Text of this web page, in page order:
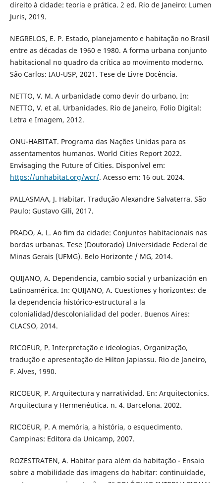
direito à cidade: teoria e prática. 2 ed. Rio de Janeiro: Lumen
Juris, 2019.
NEGRELOS, E. P. Estado, planejamento e habitação no Brasil
entre as décadas de 1960 e 1980. A forma urbana conjunto
habitacional no quadro da crítica ao movimento moderno.
São Carlos: IAU-USP, 2021. Tese de Livre Docência.
NETTO, V. M. A urbanidade como devir do urbano. In:
NETTO, V. et al. Urbanidades. Rio de Janeiro, Folio Digital:
Letra e Imagem, 2012.
ONU-HABITAT. Programa das Nações Unidas para os
assentamentos humanos. World Cities Report 2022.
Envisaging the Future of Cities. Disponível em:
https://unhabitat.org/wcr/. Acesso em: 16 out. 2024.
PALLASMAA, J. Habitar. Tradução Alexandre Salvaterra. São
Paulo: Gustavo Gili, 2017.
PRADO, A. L. Ao fim da cidade: Conjuntos habitacionais nas
bordas urbanas. Tese (Doutorado) Universidade Federal de
Minas Gerais (UFMG). Belo Horizonte / MG, 2014.
QUIJANO, A. Dependencia, cambio social y urbanización en
Latinoamérica. In: QUIJANO, A. Cuestiones y horizontes: de
la dependencia histórico-estructural a la
colonialidad/descolonialidad del poder. Buenos Aires:
CLACSO, 2014.
RICOEUR, P. Interpretação e ideologias. Organização,
tradução e apresentação de Hilton Japiassu. Rio de Janeiro,
F. Alves, 1990.
RICOEUR, P. Arquitectura y narratividad. En: Arquitectonics.
Arquitectura y Hermenéutica. n. 4. Barcelona. 2002.
RICOEUR, P. A memória, a história, o esquecimento.
Campinas: Editora da Unicamp, 2007.
ROZESTRATEN, A. Habitar para além da habitação - Ensaio
sobre a mobilidade das imagens do habitar: continuidade,